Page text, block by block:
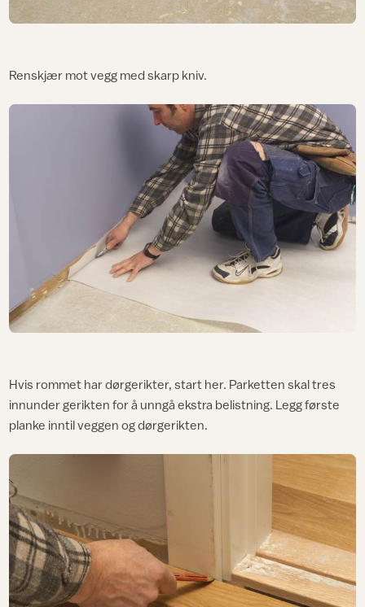
Renskjær mot vegg med skarp kniv.
Hvis rommet har dørgerikter, start her. Parketten skal tres
innunder gerikten for å unngå ekstra belistning. Legg første
planke inntil veggen og dørgerikten.